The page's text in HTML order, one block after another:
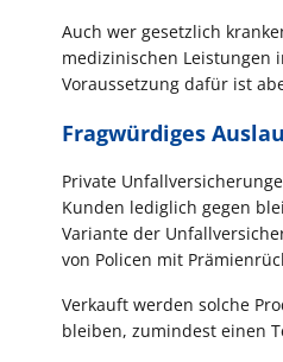
Auch wer gesetzlich
medizinischen Leistungen
Voraussetzung dafür ist
Fragwürdiges
Private
Kunden lediglich gegen
Variante der
von Policen mit
Verkauft werden solche
bleiben, zumindest einen